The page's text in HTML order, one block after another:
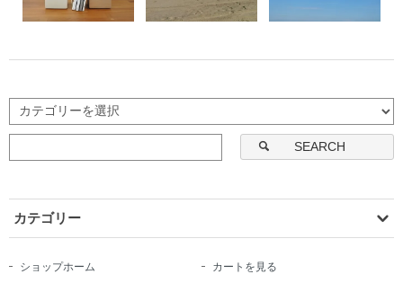
SEARCH
カテゴリー
ショップホーム カートを見る